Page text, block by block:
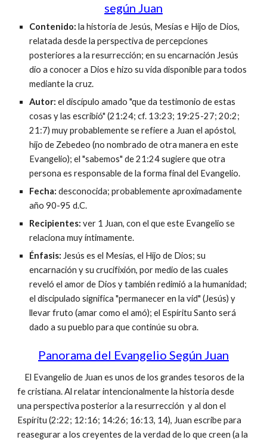
según Juan
Contenido: la historia de Jesús, Mesías e Hijo de Dios,
relatada desde la perspectiva de percepciones
posteriores a la resurrección; en su encarnación Jesús
dio a conocer a Dios e hizo su vida disponible para todos
mediante la cruz.
Autor: el discípulo amado "que da testimonio de estas
cosas y las escribió" (21:24; cf. 13:23; 19:25-27; 20:2;
21:7) muy probablemente se refiere a Juan el apóstol,
hijo de Zebedeo (no nombrado de otra manera en este
Evangelio); el "sabemos" de 21:24 sugiere que otra
persona es responsable de la forma final del Evangelio.
Fecha: desconocida; probablemente aproximadamente
año 90-95 d.C.
Recipientes: ver 1 Juan, con el que este Evangelio se
relaciona muy íntimamente.
Énfasis: Jesús es el Mesías, el Hijo de Dios; su
encarnación y su crucifixión, por medio de las cuales
reveló el amor de Dios y también redimió a la humanidad;
el discipulado significa "permanecer en la vid" (Jesús) y
llevar fruto (amar como el amó); el Espíritu Santo será
dado a su pueblo para que continúe su obra.
Panorama del Evangelio Según Juan
El Evangelio de Juan es unos de los grandes tesoros de la
fe cristiana. Al relatar intencionalmente la historia desde
una perspectiva posterior a la resurrección y al don el
Espíritu (2:22; 12:16; 14:26; 16:13, 14), Juan escribe para
reasegurar a los creyentes de la verdad de lo que creen (a la